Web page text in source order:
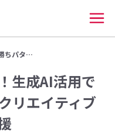
ターンを発掘！生成AI活...
生成AI活用で
リエイティブ